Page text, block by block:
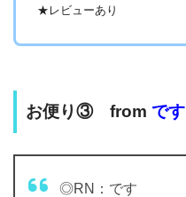
★レビューあり
お便り③ from です
◎RN：です